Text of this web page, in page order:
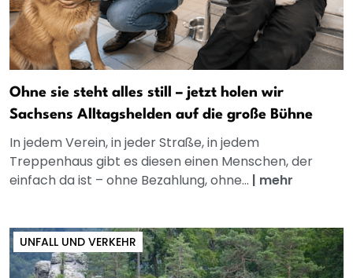
Ohne sie steht alles still – jetzt holen wir
Sachsens Alltagshelden auf die große Bühne
In jedem Verein, in jeder Straße, in jedem
Treppenhaus gibt es diesen einen Menschen, der
einfach da ist – ohne Bezahlung, ohne... | mehr
UNFALL UND VERKEHR